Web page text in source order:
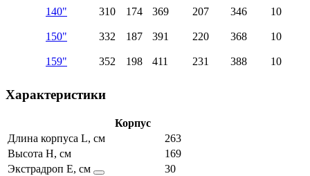
140" 310 174 369 207 346 10
150" 332 187 391 220 368 10
159" 352 198 411 231 388 10
Характеристики
Корпус
Длина корпуса L, см
263
Высота H, см
169
Экстрадроп E, см
30